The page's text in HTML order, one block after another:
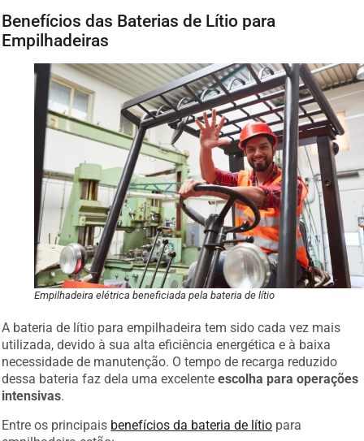
Benefícios das Baterias de Lítio para
Empilhadeiras
Empilhadeira elétrica beneficiada pela bateria de lítio
A bateria de lítio para empilhadeira tem sido cada vez mais
utilizada, devido à sua alta eficiência energética e à baixa
necessidade de manutenção. O tempo de recarga reduzido
dessa bateria faz dela uma excelenteescolha para operações
intensivas.
Entre os principais benefícios da bateria de lítio para